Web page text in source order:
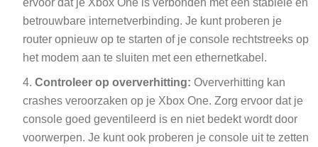
betrouwbare internetverbinding. Je kunt proberen je
router opnieuw op te starten of je console rechtstreeks op
het modem aan te sluiten met een ethernetkabel.
Controleer op oververhitting: Oververhitting kan
crashes veroorzaken op je Xbox One. Zorg ervoor dat je
console goed geventileerd is en niet bedekt wordt door
voorwerpen. Je kunt ook proberen je console uit te zetten